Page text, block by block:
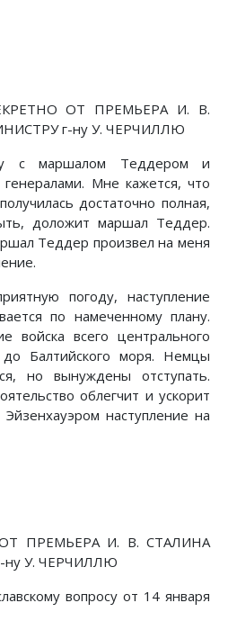
ОТ ПРЕМЬЕРА И. В.
г-ну У. ЧЕРЧИЛЛЮ
с маршалом Теддером и
Мне кажется, что
достаточно полная,
доложит маршал Теддер.
Теддер произвел на меня
погоду, наступление
по намеченному плану.
войска всего центрального
Балтийского моря. Немцы
но вынуждены отступать.
облегчит и ускорит
наступление на
ПРЕМЬЕРА И. В. СТАЛИНА
У. ЧЕРЧИЛЛЮ
вопросу от 14 января